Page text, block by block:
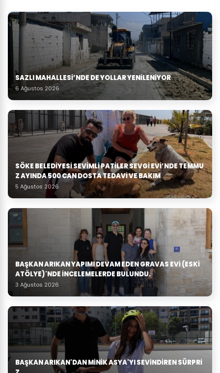
SAZLI MAHALLESİ’NDE DE YOLLAR YENİLENİYOR
6 Ağustos 2026
SÖKE BELEDIYESI SEVIMLI PATILER SEVGI EVI’NDE TEMMU
Z AYINDA 500 CAN DOSTA TEDAVI VE BAKIM
5 Ağustos 2026
BAŞKAN ARIKAN YAPIMI DEVAM EDEN GRAVAS EVI (ESKI
ATÖLYE)'NDE İNCELEMELERDE BULUNDU.
3 Ağustos 2026
BAŞKAN ARIKAN'DAN MINIK ASYA'YI SEVINDIREN SÜRPRI